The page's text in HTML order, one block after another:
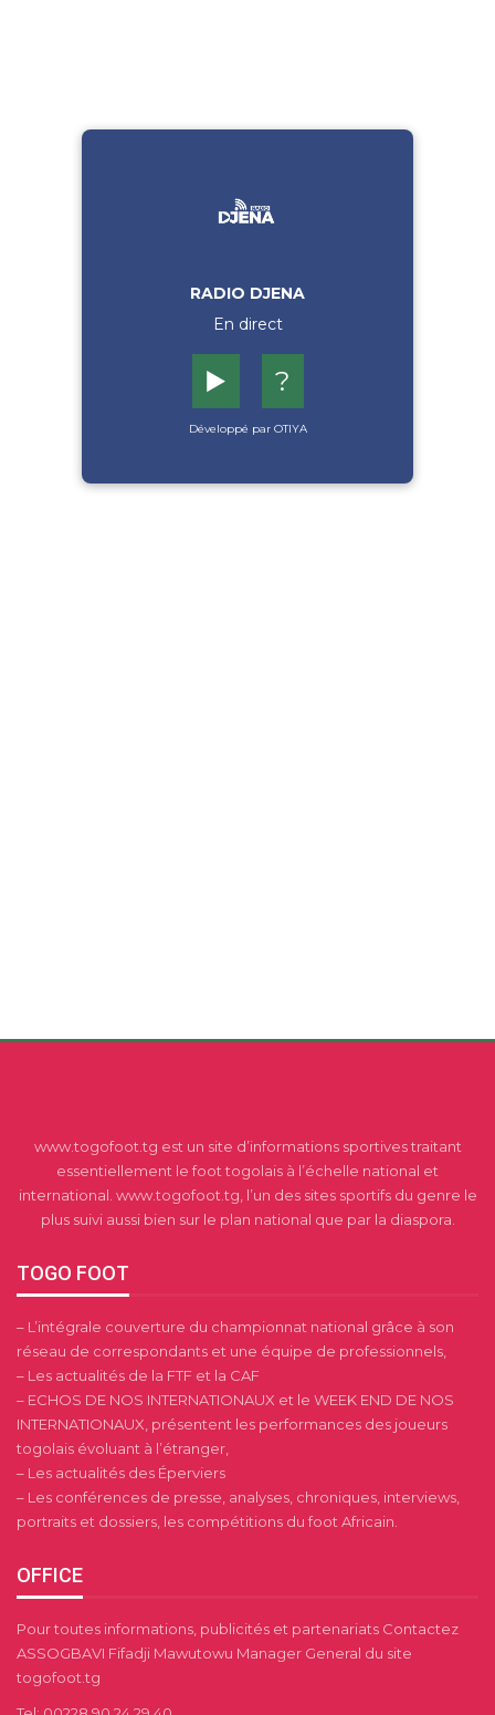
RADIO DJENA
En direct
▶️ ?
Développé par OTIYA
www.togofoot.tg est un site d’informations sportives traitant
essentiellement le foot togolais à l’échelle national et
international. www.togofoot.tg, l’un des sites sportifs du genre le
plus suivi aussi bien sur le plan national que par la diaspora.
TOGO FOOT
– L’intégrale couverture du championnat national grâce à son
réseau de correspondants et une équipe de professionnels,
– Les actualités de la FTF et la CAF
– ECHOS DE NOS INTERNATIONAUX et le WEEK END DE NOS
INTERNATIONAUX, présentent les performances des joueurs
togolais évoluant à l’étranger,
– Les actualités des Éperviers
– Les conférences de presse, analyses, chroniques, interviews,
portraits et dossiers, les compétitions du foot Africain.
OFFICE
Pour toutes informations, publicités et partenariats Contactez
ASSOGBAVI Fifadji Mawutowu Manager General du site
togofoot.tg